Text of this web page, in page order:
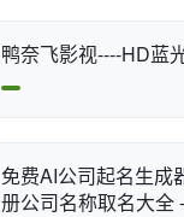
鸭奈飞影视----HD蓝
免费AI公司起名生成
册公司名称取名大全